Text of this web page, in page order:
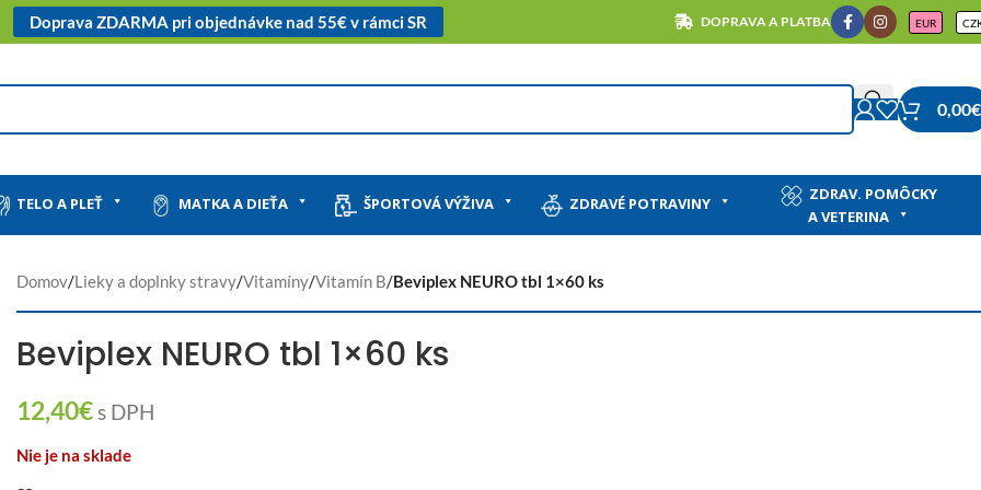
Doprava ZDARMA pri objednávke nad 55€ v rámci SR DOPRAVA A PLATBA EUR
0,00€
TELO A PLEŤ MATKA A DIEŤA ŠPORTOVÁ VÝŽIVA ZDRAVÉ POTRAVINY
ZDRAV. POMÔCKY
A VETERINA
Domov/Lieky a doplnky stravy/Vitamíny/Vitamín B/Beviplex NEURO tbl 1×60 ks
Beviplex NEURO tbl 1×60 ks
12,40€s DPH
Nie je na sklade